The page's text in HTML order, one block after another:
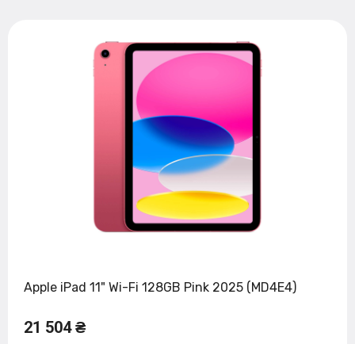
Apple iPad 11" Wi-Fi 128GB Pink 2025 (MD4E4)
21 504 ₴